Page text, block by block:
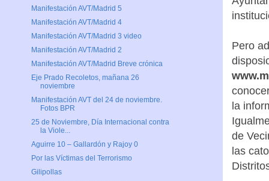
Pero
la
de
las
Manifestación AVT/Madrid 5
Manifestación AVT/Madrid 4
Manifestación AVT/Madrid 3 video
Manifestación AVT/Madrid 2
Manifestación AVT/Madrid Breve crónica
Eje Prado Recoletos, mañana 26
noviembre
Manifestación AVT del 24 de noviembre.
Fotos BPR
25 de Noviembre, Día Internacional contra
la Viole...
Aguirre 10 – Gallardón y Rajoy 0
Por las Víctimas del Terrorismo
Gilipollas